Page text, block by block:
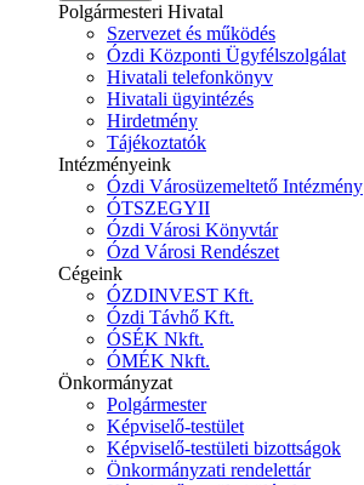
Polgármesteri Hivatal
Szervezet és működés
Ózdi Központi Ügyfélszolgálat
Hivatali telefonkönyv
Hivatali ügyintézés
Hirdetmény
Tájékoztatók
Intézményeink
Ózdi Városüzemeltető Intézmény
ÓTSZEGYII
Ózdi Városi Könyvtár
Ózd Városi Rendészet
Cégeink
ÓZDINVEST Kft.
Ózdi Távhő Kft.
ÓSÉK Nkft.
ÓMÉK Nkft.
Önkormányzat
Polgármester
Képviselő-testület
Képviselő-testületi bizottságok
Önkormányzati rendelettár